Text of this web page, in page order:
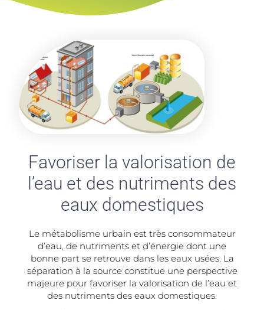
Favoriser la valorisation de
l’eau et des nutriments des
eaux domestiques
Le métabolisme urbain est très consommateur
d’eau, de nutriments et d’énergie dont une
bonne part se retrouve dans les eaux usées. La
séparation à la source constitue une perspective
majeure pour favoriser la valorisation de l’eau et
des nutriments des eaux domestiques.